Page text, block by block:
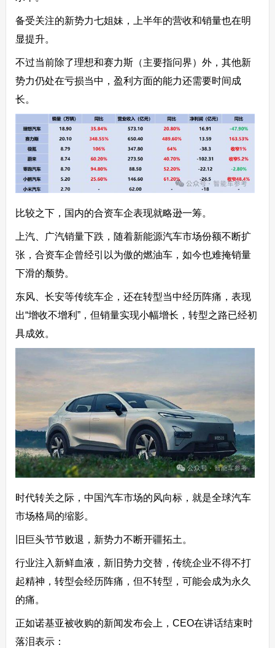
备受关注的新势力七姐妹，上半年的营收和销量也在明
显提升。
不过当前除了理想和赛力斯（主要指问界）外，其他新
势力仍处在亏损当中，盈利方面的能力还需要时间成
长。
比较之下，国内的合资车企表现就略逊一筹。
上汽、广汽销量下跌，随着新能源汽车市场份额不断扩
张，合资车企曾经引以为傲的燃油车，如今也难掩销量
下滑的颓势。
东风、长安等传统车企，还在转型当中经历阵痛，表现
出“增收不增利”，但销量实现小幅增长，转型之路已经初
具成效。
时代转关之际，中国汽车市场的风向标，就是全球汽车
市场格局的缩影。
旧巨头节节败退，新势力不断开疆拓土。
行业注入新鲜血液，新旧势力交替，传统企业不得不打
起精神，转型会经历阵痛，但不转型，可能会成为永久
的痛。
正如诺基亚被收购的新闻发布会上，CEO在讲话结束时
落泪表示：